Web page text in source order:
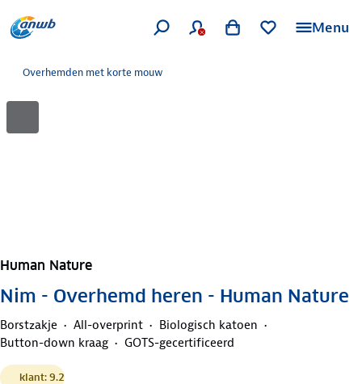
Menu
Overhemden met korte mouw
Human Nature
Nim - Overhemd heren - Human Nature
Borstzakje All-overprint
Biologisch katoen
Button-down kraag
GOTS-gecertificeerd
klant: 9.2